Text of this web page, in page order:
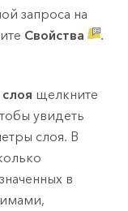
запроса на
Свойства .
щелкните
увидеть
слоя. В
в